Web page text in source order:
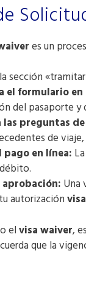
es un
sección
el formulario en
del pasaporte y
las preguntas
de
pago en línea:
aprobación: Una
autorización
elvisa waiver,
que la